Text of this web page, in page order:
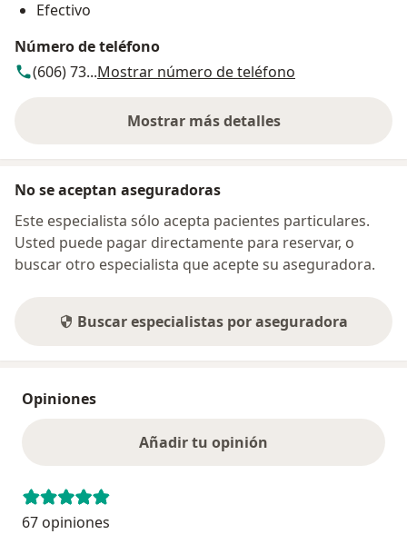
Efectivo
Número de teléfono
(606) 73...Mostrar número de teléfono
Mostrar más detalles
sobre la dirección
No se aceptan aseguradoras
Este especialista sólo acepta pacientes particulares.
Usted puede pagar directamente para reservar, o
buscar otro especialista que acepte su aseguradora.
Buscar especialistas por aseguradora
Opiniones
Añadir tu opinión
67 opiniones